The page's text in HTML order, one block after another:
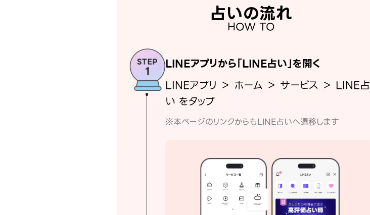
占いの流れ
HOW TO
LINEアプリから「LINE占い」を開く
LINEアプリ ＞ ホーム ＞ サービス ＞ LINE占
い をタップ
※本ページのリンクからもLINE占いへ遷移します